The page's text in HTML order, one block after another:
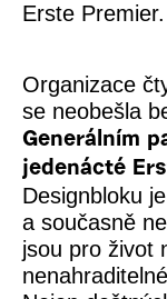
Erste Premier.
Organizace
se neobešla
Generálním
jedenácté
Designbloku
a současně
jsou pro život